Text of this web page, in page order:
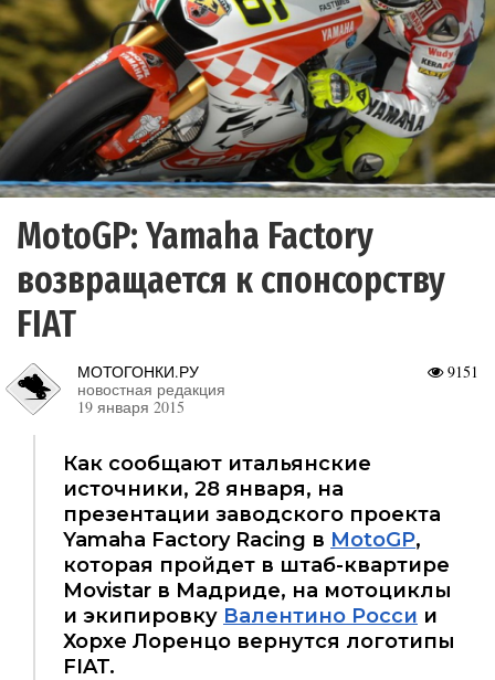
MotoGP: Yamaha Factory
возвращается к спонсорству
FIAT
9151
МОТОГОНКИ.РУ
новостная редакция
19 января 2015
Как сообщают итальянские
источники, 28 января, на
презентации заводского проекта
Yamaha Factory Racing в MotoGP,
которая пройдет в штаб-квартире
Movistar в Мадриде, на мотоциклы
и экипировку Валентино Росси и
Хорхе Лоренцо вернутся логотипы
FIAT.